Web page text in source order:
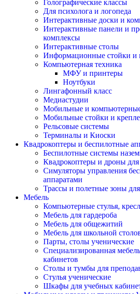
Голографические классы
Для психолога и логопеда
Интерактивные доски и
Интерактивные панели и
комплексы
Интерактивные столы
Информационные стойки и
Компьютерная техника
МФУ и принтеры
Ноутбуки
Лингафонный класс
Медиастудии
Мобильные и
Мобильные стойки и
Рельсовые системы
Терминалы и Киоски
Квадрокоптеры и беспилотные
Беспилотные системы
Квадрокоптеры и дроны для
Симуляторы управления
аппаратами
Трассы и полетные зоны
Мебель
Компьютерные стулья,
Мебель для гардероба
Мебель для общежитий
Мебель для школьной
Парты, столы ученические
Специализированная
кабинетов
Столы и тумбы для
Стулья ученические
Шкафы для учебных